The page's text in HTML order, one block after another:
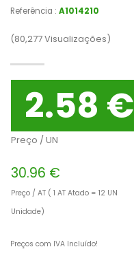
Referência : A1014210
(80,277Visualizações)
2.58 €
Preço / UN
30.96 €
Preço / AT ( 1 AT Atado = 12 UN
Unidade)
Preços com IVA Incluído!